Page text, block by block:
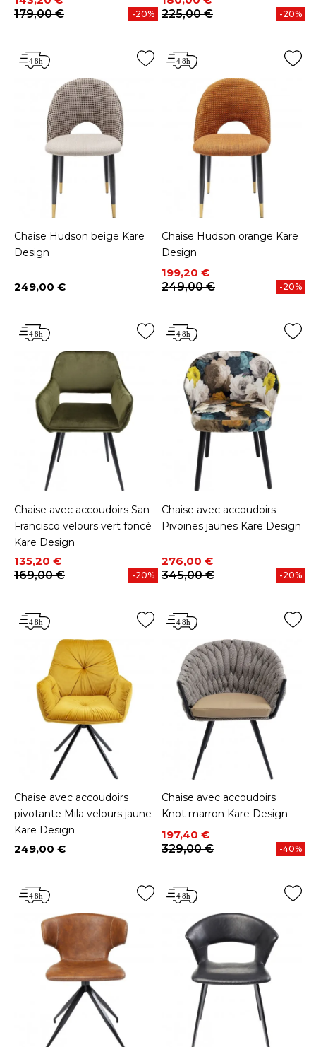
179,00 €
-20%
225,00 €
-20%
Chaise Hudson beige Kare
Design
Prix
249,00 €
Chaise Hudson orange Kare
Design
Prix
199,20 €
Prix de base
249,00 €
-20%
Chaise avec accoudoirs San
Francisco velours vert foncé
Kare Design
Prix
135,20 €
Prix de base
169,00 €
-20%
Chaise avec accoudoirs
Pivoines jaunes Kare Design
Prix
276,00 €
Prix de base
345,00 €
-20%
Chaise avec accoudoirs
pivotante Mila velours jaune
Kare Design
Prix
249,00 €
Chaise avec accoudoirs
Knot marron Kare Design
Prix
197,40 €
Prix de base
329,00 €
-40%